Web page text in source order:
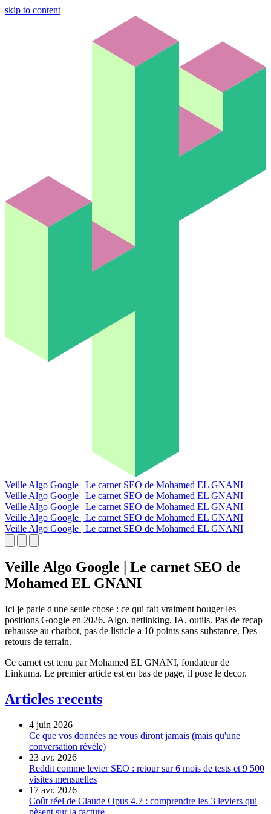
skip to content
Veille Algo Google | Le carnet SEO de Mohamed EL GNANI
Veille Algo Google | Le carnet SEO de Mohamed EL GNANI
Veille Algo Google | Le carnet SEO de Mohamed EL GNANI
Veille Algo Google | Le carnet SEO de Mohamed EL GNANI
Veille Algo Google | Le carnet SEO de Mohamed EL GNANI
Veille Algo Google | Le carnet SEO de
Mohamed EL GNANI
Ici je parle d'une seule chose : ce qui fait vraiment bouger les
positions Google en 2026. Algo, netlinking, IA, outils. Pas de recap
rehausse au chatbot, pas de listicle a 10 points sans substance. Des
retours de terrain.
Ce carnet est tenu par Mohamed EL GNANI, fondateur de
Linkuma. Le premier article est en bas de page, il pose le decor.
Articles recents
4 juin 2026
Ce que vos données ne vous diront jamais (mais qu'une
conversation révèle)
23 avr. 2026
Reddit comme levier SEO : retour sur 6 mois de tests et 9 500
visites mensuelles
17 avr. 2026
Coût réel de Claude Opus 4.7 : comprendre les 3 leviers qui
pèsent sur la facture